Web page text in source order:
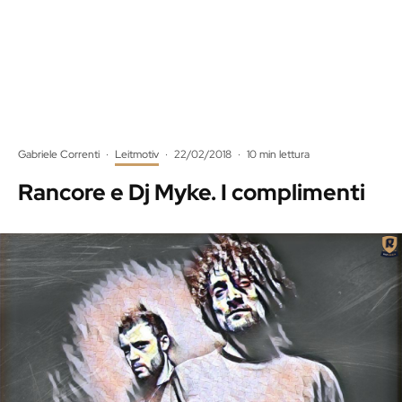
Gabriele Correnti · Leitmotiv · 22/02/2018 · 10 min lettura
Rancore e Dj Myke. I complimenti